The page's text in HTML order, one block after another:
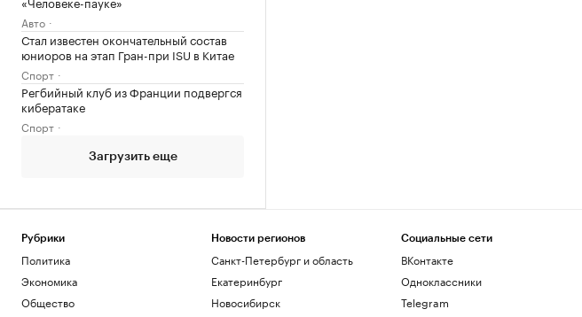
Авто
Стал известен окончательный состав
юниоров на этап Гран-при ISU в Китае
Спорт
Регбийный клуб из Франции подвергся
кибератаке
Спорт
Загрузить еще
Рубрики
Политика
Экономика
Общество
Новости регионов
Санкт-Петербург и область
Екатеринбург
Новосибирск
Социальные сети
ВКонтакте
Одноклассники
Telegram